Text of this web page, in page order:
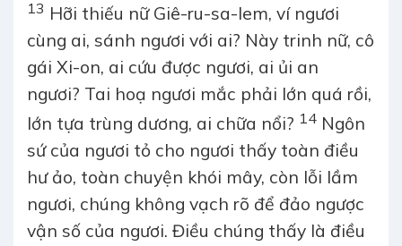
13 Hỡi thiếu nữ Giê-ru-sa-lem, ví ngươi
cùng ai, sánh ngươi với ai? Này trinh nữ, cô
gái Xi-on, ai cứu được ngươi, ai ủi an
ngươi? Tai hoạ ngươi mắc phải lớn quá rồi,
lớn tựa trùng dương, ai chữa nổi? 14 Ngôn
sứ của ngươi tỏ cho ngươi thấy toàn điều
hư ảo, toàn chuyện khói mây, còn lỗi lầm
ngươi, chúng không vạch rõ để đảo ngược
vận số của ngươi. Điều chúng thấy là điều